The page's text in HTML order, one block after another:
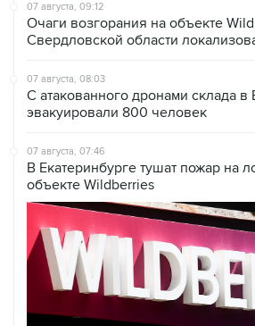
07 августа, 09:12
Очаги возгорания на объекте
Свердловской области
07 августа, 08:03
С атакованного дронами склада в
эвакуировали 800 человек
07 августа, 07:46
В Екатеринбурге тушат пожар на
объекте Wildberries